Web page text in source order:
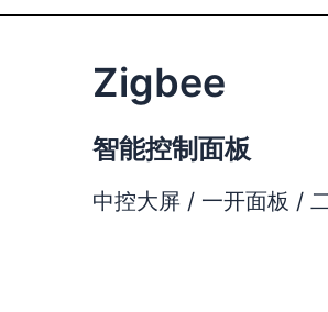
Zigbee
智能控制面板
中控大屏 / 一开面板 /